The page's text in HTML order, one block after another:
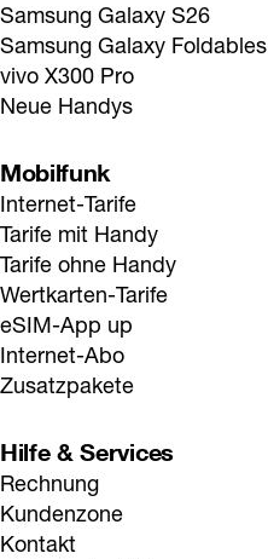
Samsung Galaxy S26
Samsung Galaxy Foldables
vivo X300 Pro
Neue Handys
Mobilfunk
Internet-Tarife
Tarife mit Handy
Tarife ohne Handy
Wertkarten-Tarife
eSIM-App up
Internet-Abo
Zusatzpakete
Hilfe & Services
Rechnung
Kundenzone
Kontakt